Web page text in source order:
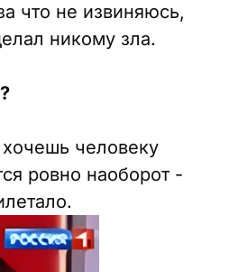
что не извиняюсь,
никому зла.
человеку
ровно наоборот -